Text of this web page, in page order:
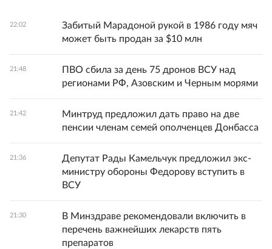
22:02
Забитый Марадоной рукой в 1986 году мяч
может быть продан за $10 млн
21:48
ПВО сбила за день 75 дронов ВСУ над
регионами РФ, Азовским и Черным морями
21:42
Минтруд предложил дать право на две
пенсии членам семей ополченцев Донбасса
21:36
Депутат Рады Камельчук предложил экс-
министру обороны Федорову вступить в
ВСУ
21:30
В Минздраве рекомендовали включить в
перечень важнейших лекарств пять
препаратов